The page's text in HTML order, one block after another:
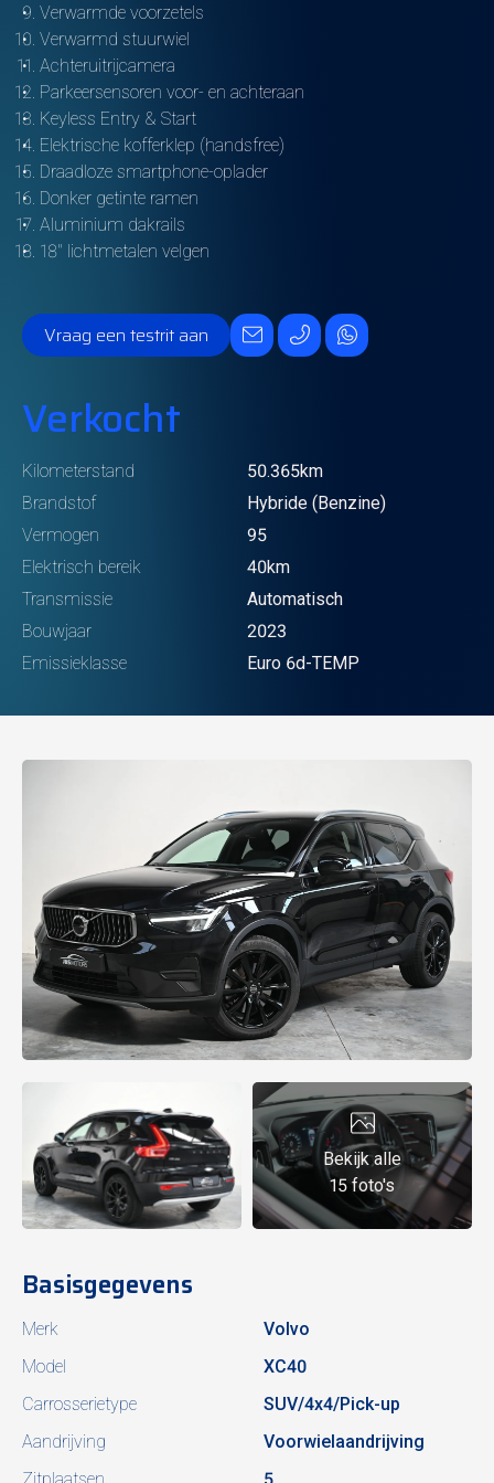
Verwarmde voorzetels
Verwarmd stuurwiel
Achteruitrijcamera
Parkeersensoren voor- en achteraan
Keyless Entry & Start
Elektrische kofferklep (handsfree)
Draadloze smartphone-oplader
Donker getinte ramen
Aluminium dakrails
18" lichtmetalen velgen
Vraag een testrit aan
Verkocht
Kilometerstand
50.365km
Brandstof
Hybride (Benzine)
Vermogen
95
Elektrisch bereik
40km
Transmissie
Automatisch
Bouwjaar
2023
Emissieklasse
Euro 6d-TEMP
Bekijk alle
15 foto's
Basisgegevens
Merk
Volvo
Model
XC40
Carrosserietype
SUV/4x4/Pick-up
Aandrijving
Voorwielaandrijving